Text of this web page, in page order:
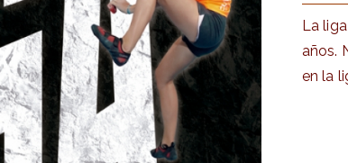
La
años.
en la